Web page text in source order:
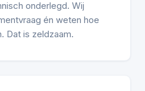
onderlegd. Wij
én weten hoe
Dat is zeldzaam.